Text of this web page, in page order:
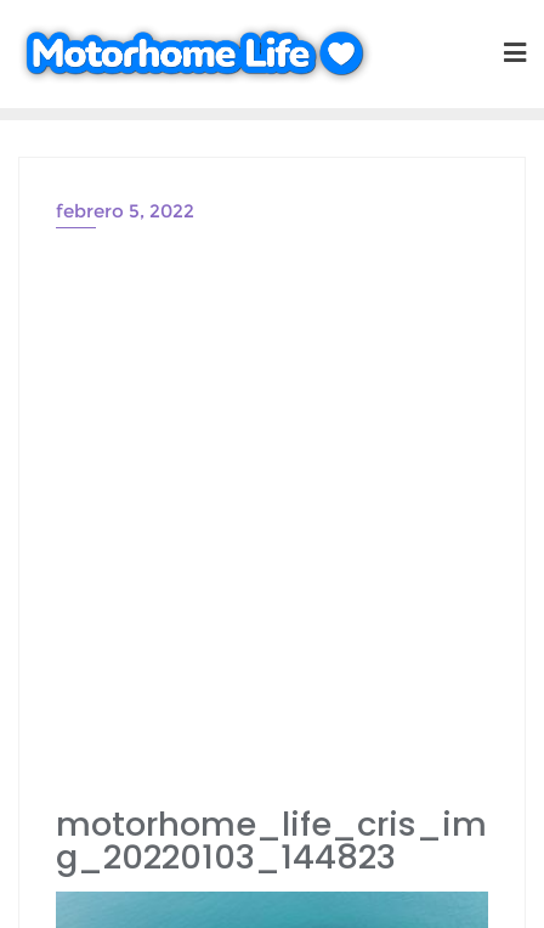
contenido
febrero 5, 2022
motorhome_life_cris_im
g_20220103_144823